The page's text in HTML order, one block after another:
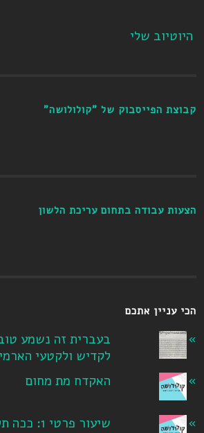
היוטיוב שלי
קבוצת הפייסבוק של "קולולושה"
הצעות עבודה בתחום עריכת הלשון
הכי עניין אתכם
בעברית זה נשמע
לקדיש ולקטעי
האקדח מת מחום
שיעור